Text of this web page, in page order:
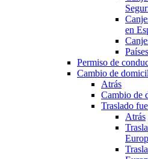
en
Permiso de
Cambio de
Atrás
Cambio de
Traslado
Atrás